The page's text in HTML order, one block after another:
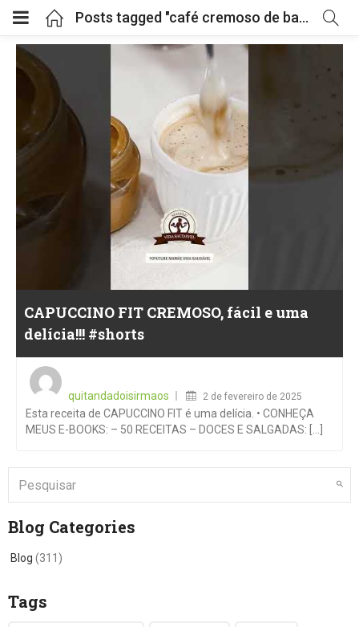
Posts tagged "café cremoso de batedeira"
CAPUCCINO FIT CREMOSO, fácil e uma
delícia!!! #shorts
quitandadoisirmaos
2 de fevereiro de 2025
Esta receita de CAPUCCINO FIT é uma delícia. • CONHEÇA
MEUS E-BOOKS: – 50 RECEITAS – DOCES E SALGADAS: [...]
Blog Categories
Blog (311)
Tags